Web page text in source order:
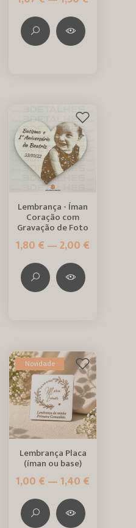
Lembrança - Íman
Coração com
Gravação de Foto
1,80 € — 2,00 €
Novidade
Lembrança Placa
(íman ou base)
1,00 € — 1,40 €